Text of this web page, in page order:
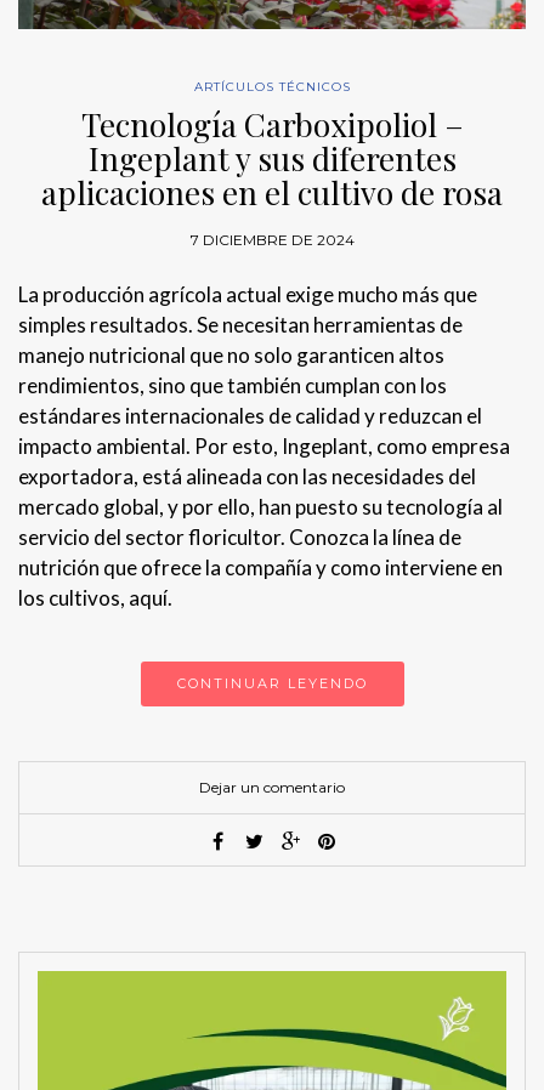
ARTÍCULOS TÉCNICOS
Tecnología Carboxipoliol –
Ingeplant y sus diferentes
aplicaciones en el cultivo de rosa
7 DICIEMBRE DE 2024
La producción agrícola actual exige mucho más que
simples resultados. Se necesitan herramientas de
manejo nutricional que no solo garanticen altos
rendimientos, sino que también cumplan con los
estándares internacionales de calidad y reduzcan el
impacto ambiental. Por esto, Ingeplant, como empresa
exportadora, está alineada con las necesidades del
mercado global, y por ello, han puesto su tecnología al
servicio del sector floricultor. Conozca la línea de
nutrición que ofrece la compañía y como interviene en
los cultivos, aquí.
CONTINUAR LEYENDO
Dejar un comentario